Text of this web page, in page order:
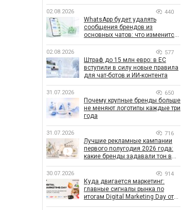
рекордным за последние 5 лет
02.08.2026 440
WhatsApp будет удалять
сообщения брендов из
основных чатов: что изменится
02.08.2026 577
Штраф до 15 млн евро: в ЕС
вступили в силу новые правила
для чат-ботов и ИИ-контента
31.07.2026 650
Почему крупные бренды больше
не меняют логотипы каждые три
года
31.07.2026 716
Лучшие рекламные кампании
первого полугодия 2026 года:
какие бренды задавали тон в
30.07.2026 914
Куда двигается маркетинг:
главные сигналы рынка по
итогам Digital Marketing Day от